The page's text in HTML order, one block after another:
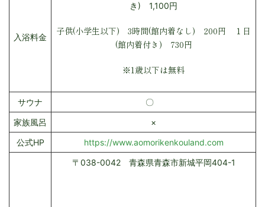
入浴料金
き) 1,100円
子供(小学生以下) 3時間(館内着なし) 200円 １日
(館内着付き) 730円
※1歳以下は無料
サウナ
〇
家族風呂
×
公式HP
https://www.aomorikenkouland.com
〒038-0042 青森県青森市新城平岡404-1